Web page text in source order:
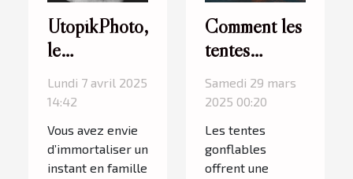
UtopikPhoto,
le
photographe
que les
familles
adorent à
Grenoble
Lundi 7 avril 2025
14:42
Vous avez envie
d’immortaliser un
instant en famille
Comment les
tentes
gonflables
peuvent
dynamiser
vos
événements
Samedi 29 mars
2025 00:20
Les tentes
gonflables
offrent une